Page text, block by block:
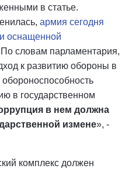
в статье.
армия сегодня
оснащенной
словам парламентария,
к развитию обороны в
в государственном
в нем должна
измене», -
комплекс должен